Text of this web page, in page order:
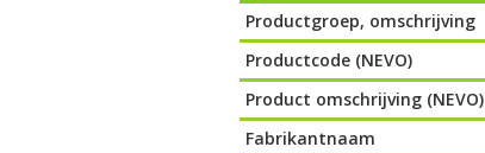
Productgroep, omschrijving
Productcode (NEVO)
Product omschrijving (NEVO)
Fabrikantnaam